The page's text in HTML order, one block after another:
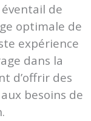
de
optimale de
expérience
dans la
d’offrir des
besoins de